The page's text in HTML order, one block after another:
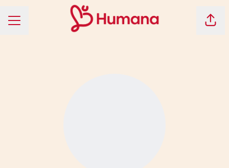
KARRIÄRMENY Dela